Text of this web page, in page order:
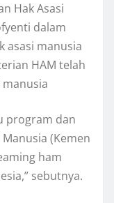
Hak Asasi
dalam
asasi manusia
HAM telah
program dan
(Kemen
ham
sebutnya.